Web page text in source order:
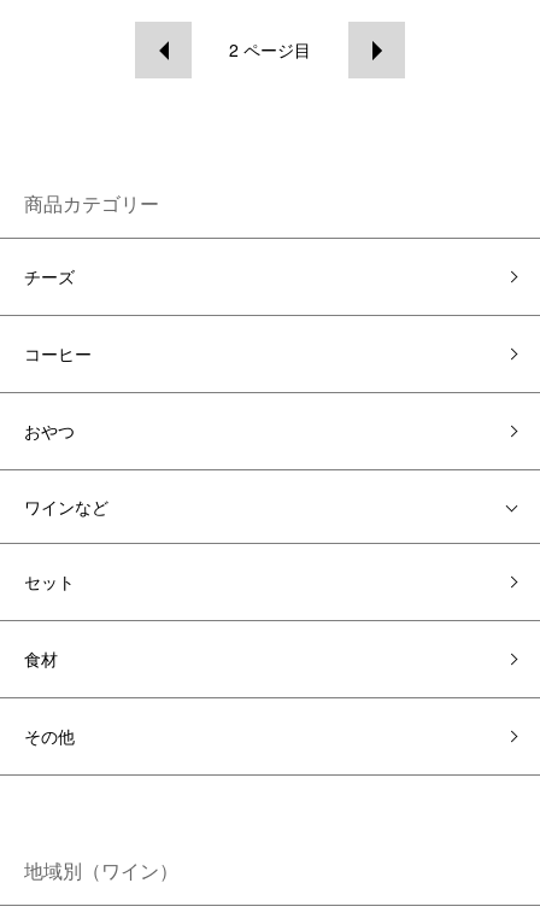
2 ページ目
商品カテゴリー
チーズ
コーヒー
おやつ
ワインなど
セット
食材
その他
地域別（ワイン）